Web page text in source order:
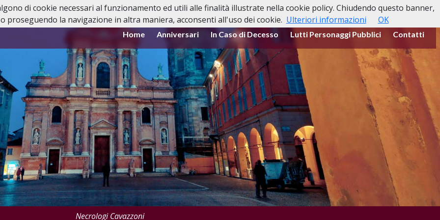
Home Anniversari In Caso di Decesso Lutti Personaggi Pubblici Contatti
Necrologi Cavazzoni
di cookie necessari al funzionamento ed utili alle finalità illustrate nella cookie policy. Chiudendo questo banner,
proseguendo la navigazione in altra maniera, acconsenti all'uso dei cookie. Ulteriori informazioni OK